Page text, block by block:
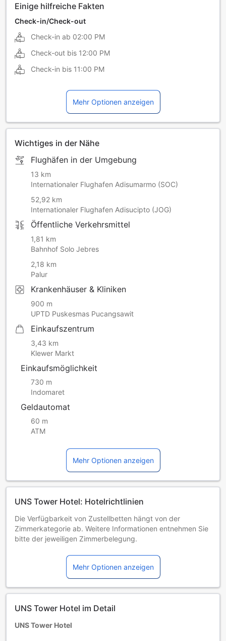
Einige hilfreiche Fakten
Check-in/Check-out
Check-in ab 02:00 PM
Check-out bis 12:00 PM
Check-in bis 11:00 PM
Mehr Optionen anzeigen
Wichtiges in der Nähe
Flughäfen in der Umgebung
13 km
Internationaler Flughafen Adisumarmo (SOC)
52,92 km
Internationaler Flughafen Adisucipto (JOG)
Öffentliche Verkehrsmittel
1,81 km
Bahnhof Solo Jebres
2,18 km
Palur
Krankenhäuser & Kliniken
900 m
UPTD Puskesmas Pucangsawit
Einkaufszentrum
3,43 km
Klewer Markt
Einkaufsmöglichkeit
730 m
Indomaret
Geldautomat
60 m
ATM
Mehr Optionen anzeigen
UNS Tower Hotel: Hotelrichtlinien
Die Verfügbarkeit von Zustellbetten hängt von der
Zimmerkategorie ab. Weitere Informationen entnehmen Sie
bitte der jeweiligen Zimmerbelegung.
Buchungsbestimmungen gelten und zusätzliche Gebühren
Mehr Optionen anzeigen
UNS Tower Hotel im Detail
UNS Tower Hotel